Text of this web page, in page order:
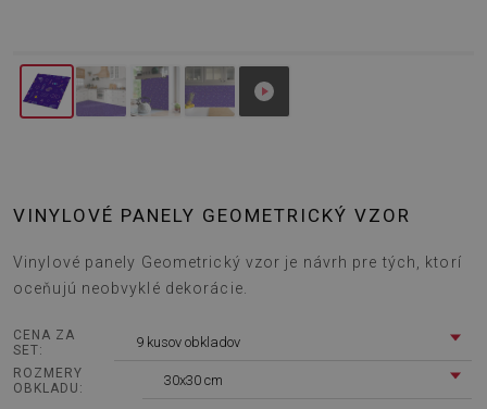
VINYLOVÉ PANELY GEOMETRICKÝ VZOR
Vinylové panely Geometrický vzor je návrh pre tých, ktorí
oceňujú neobvyklé dekorácie.
CENA ZA
SET:
9 kusov obkladov
ROZMERY
OBKLADU:
30x30 cm